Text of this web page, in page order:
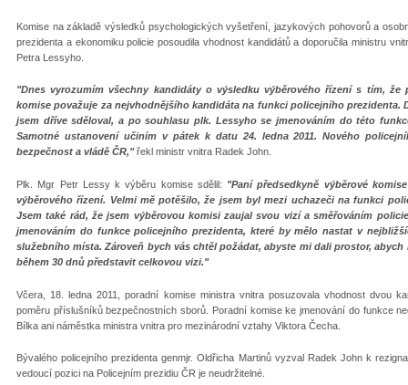
Komise na základě výsledků psychologických vyšetření, jazykových pohovorů a
prezidenta a ekonomiku policie posoudila vhodnost kandidátů a doporučila ministru
Petra Lessyho.
"Dnes vyrozumím všechny kandidáty o výsledku výběrového řízení s tím, že
komise považuje za nejvhodnějšího kandidáta na funkci policejního prezidenta.
jsem dříve sděloval, a po souhlasu plk. Lessyho se jmenováním do této
Samotné ustanovení učiním v pátek k datu 24. ledna 2011. Nového
bezpečnost a vládě ČR,"řekl ministr vnitra Radek John.
Plk. Mgr Petr Lessy k výběru komise sdělil: "Paní předsedkyně výběrové
výběrového řízení. Velmi mě potěšilo, že jsem byl mezi uchazeči na funkci
Jsem také rád, že jsem výběrovou komisi zaujal svou vizí a směřováním
jmenováním do funkce policejního prezidenta, které by mělo nastat v
služebního místa. Zároveň bych vás chtěl požádat, abyste mi dali prostor,
během 30 dnů představit celkovou vizi."
Včera, 18. ledna 2011, poradní komise ministra vnitra posuzovala vhodnost dvou
poměru příslušníků bezpečnostních sborů. Poradní komise ke jmenování do funkce
Bílka ani náměstka ministra vnitra pro mezinárodní vztahy Viktora Čecha.
Bývalého policejního prezidenta genmjr. Oldřicha Martinů vyzval Radek John k
vedoucí pozici na Policejním prezidiu ČR je neudržitelné.